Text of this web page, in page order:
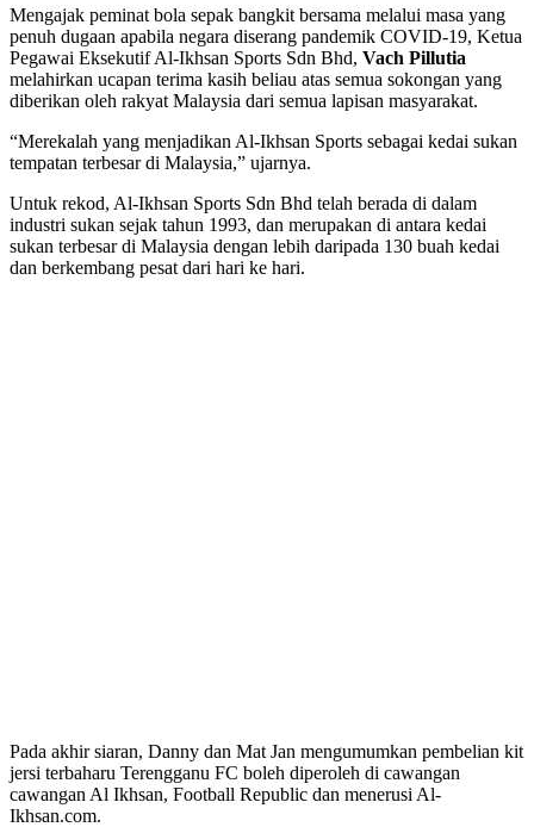
Mengajak peminat bola sepak bangkit bersama melalui masa yang
penuh dugaan apabila negara diserang pandemik COVID-19, Ketua
Pegawai Eksekutif Al-Ikhsan Sports Sdn Bhd, Vach Pillutia
melahirkan ucapan terima kasih beliau atas semua sokongan yang
diberikan oleh rakyat Malaysia dari semua lapisan masyarakat.
“Merekalah yang menjadikan Al-Ikhsan Sports sebagai kedai sukan
tempatan terbesar di Malaysia,” ujarnya.
Untuk rekod, Al-Ikhsan Sports Sdn Bhd telah berada di dalam
industri sukan sejak tahun 1993, dan merupakan di antara kedai
sukan terbesar di Malaysia dengan lebih daripada 130 buah kedai
dan berkembang pesat dari hari ke hari.
Pada akhir siaran, Danny dan Mat Jan mengumumkan pembelian kit
jersi terbaharu Terengganu FC boleh diperoleh di cawangan
cawangan Al Ikhsan, Football Republic dan menerusi Al-
Ikhsan.com.